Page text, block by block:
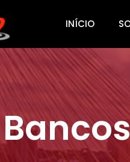
INÍCIO